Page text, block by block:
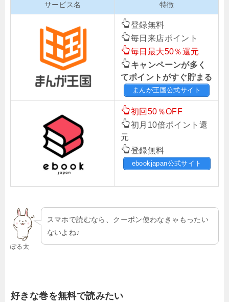
サービス名 特徴
登録無料
毎日来店ポイント
毎日最大50％還元
キャンペーンが多く
てポイントがすぐ貯まる
まんが王国公式サイト
初回50％OFF
初月10倍ポイント還
元
登録無料
ebookjapan公式サイト
ぽる太
スマホで読むなら、クーポン使わなきゃもったい
ないよね♪
好きな巻を無料で読みたい